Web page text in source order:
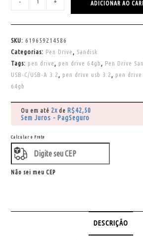
- + ADICIONAR AO
SKU:619659214586
Categorias: Pen Drive , Sandisk
Tags: pen drive , pen drive 64gb , Pen Drive
USB-C/USB-A 3.2 , pen drive usb 3.2 , pen drive
64gb
Ou em até 2x de R$42,50
Sem Juros - PagSeguro
Calcular o Frete
Não sei meu CEP
DESCRIÇÃO